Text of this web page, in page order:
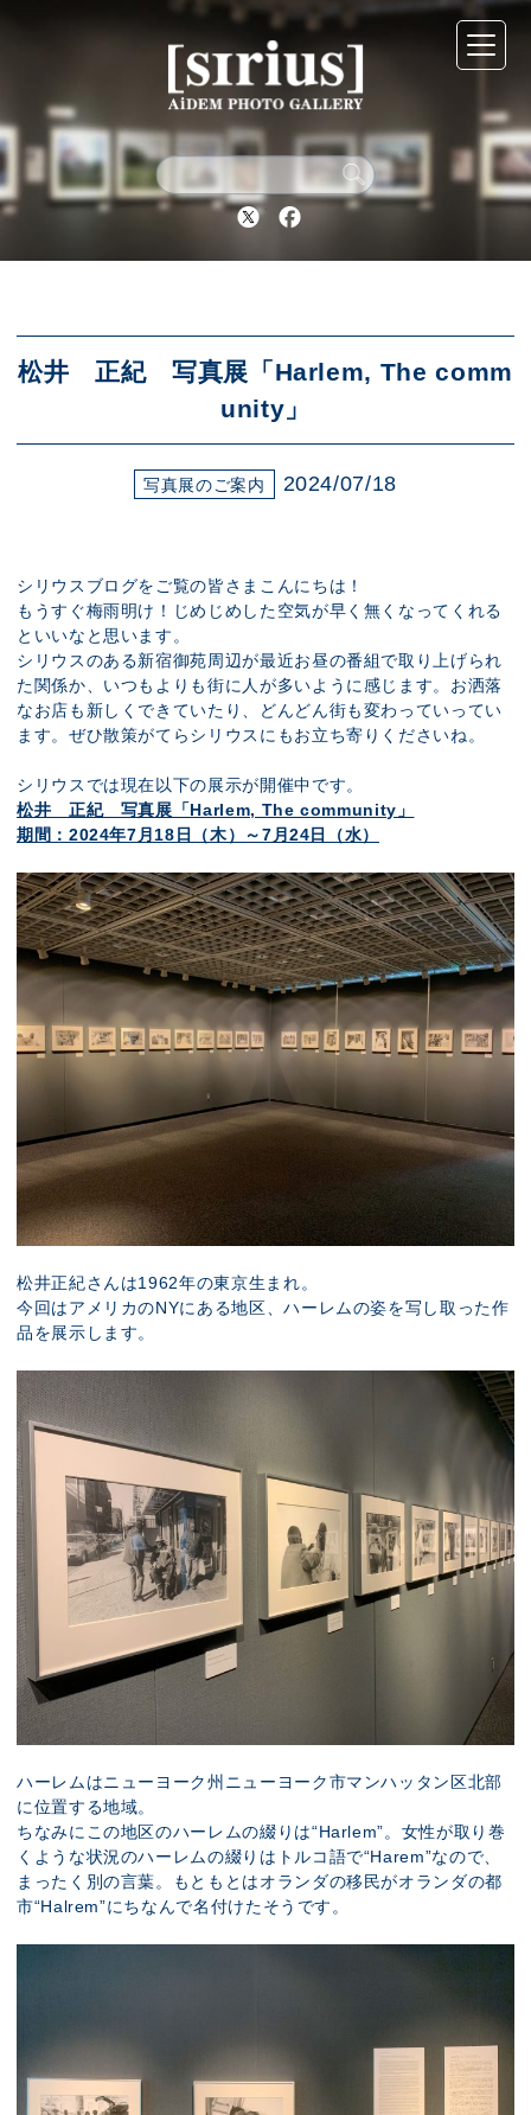
Twitter Facebook
松井 正紀 写真展「Harlem, The comm
unity」
写真展のご案内 2024/07/18
シリウスブログをご覧の皆さまこんにちは！
もうすぐ梅雨明け！じめじめした空気が早く無くなってくれる
といいなと思います。
シリウスのある新宿御苑周辺が最近お昼の番組で取り上げられ
た関係か、いつもよりも街に人が多いように感じます。お洒落
なお店も新しくできていたり、どんどん街も変わっていってい
ます。ぜひ散策がてらシリウスにもお立ち寄りくださいね。
シリウスでは現在以下の展示が開催中です。
松井 正紀 写真展「Harlem, The community」
期間：2024年7月18日（木）～7月24日（水）
松井正紀さんは1962年の東京生まれ。
今回はアメリカのNYにある地区、ハーレムの姿を写し取った作
品を展示します。
ハーレムはニューヨーク州ニューヨーク市マンハッタン区北部
に位置する地域。
ちなみにこの地区のハーレムの綴りは“Harlem”。女性が取り巻
くような状況のハーレムの綴りはトルコ語で“Harem”なので、
まったく別の言葉。もともとはオランダの移民がオランダの都
市“Halrem”にちなんで名付けたそうです。
シリウスについて
展示スケジュール
アクセス
ブログ